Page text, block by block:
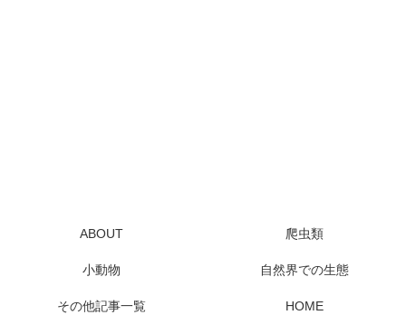
ABOUT 爬虫類
小動物 自然界での生態
その他記事一覧 HOME